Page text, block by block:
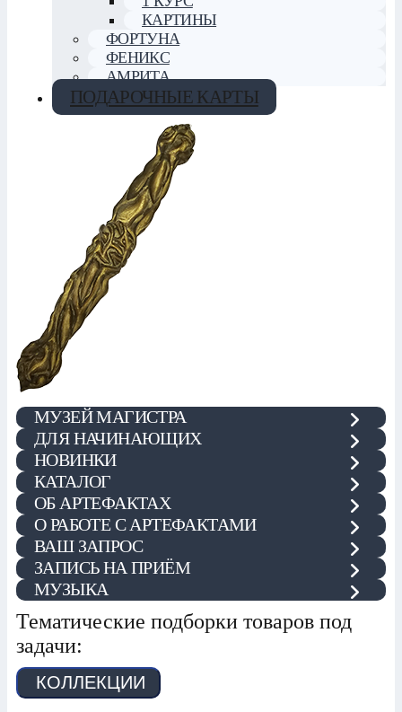
КАРТИНЫ
ФОРТУНА
ФЕНИКС
АМРИТА
ПОДАРОЧНЫЕ КАРТЫ
МУЗЕЙ МАГИСТРА
ДЛЯ НАЧИНАЮЩИХ
НОВИНКИ
КАТАЛОГ
ОБ АРТЕФАКТАХ
О РАБОТЕ С АРТЕФАКТАМИ
ВАШ ЗАПРОС
ЗАПИСЬ НА ПРИЁМ
МУЗЫКА
Тематические подборки товаров под
задачи:
КОЛЛЕКЦИИ